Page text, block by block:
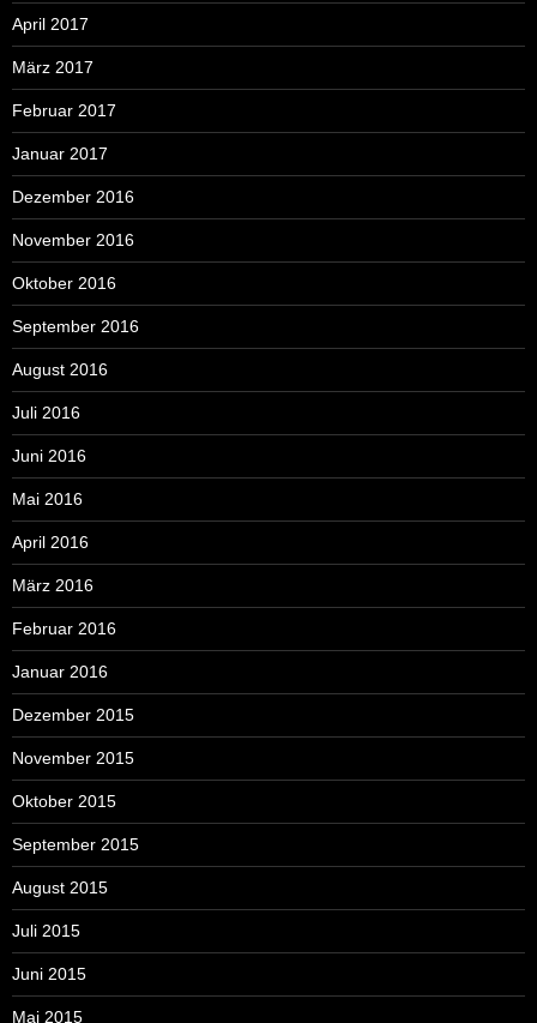
April 2017
März 2017
Februar 2017
Januar 2017
Dezember 2016
November 2016
Oktober 2016
September 2016
August 2016
Juli 2016
Juni 2016
Mai 2016
April 2016
März 2016
Februar 2016
Januar 2016
Dezember 2015
November 2015
Oktober 2015
September 2015
August 2015
Juli 2015
Juni 2015
Mai 2015